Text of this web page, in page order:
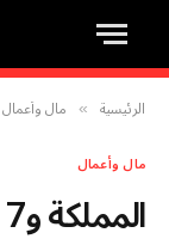
الرئيسية » مال وأعمال
مال وأعمال